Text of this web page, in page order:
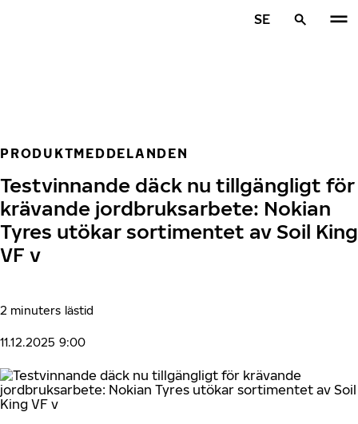
SE
PRODUKTMEDDELANDEN
Testvinnande däck nu tillgängligt för
krävande jordbruksarbete: Nokian
Tyres utökar sortimentet av Soil King
VF v
2 minuters lästid
11.12.2025 9:00